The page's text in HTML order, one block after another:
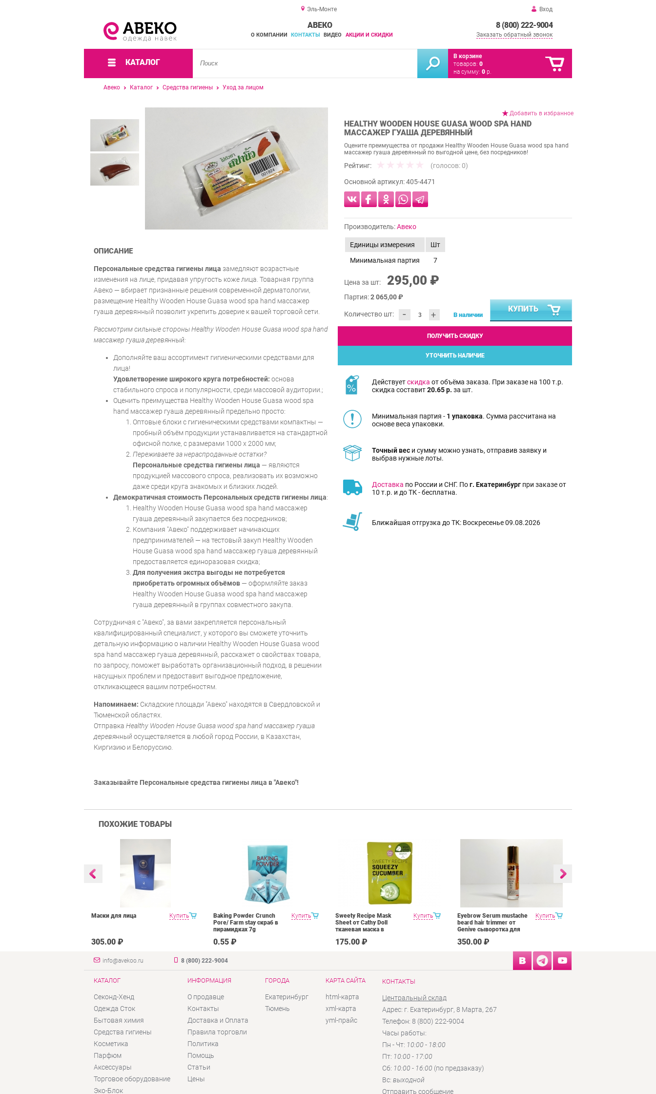
Эль-Монте Вход
8 (800) 222-9004
Заказать обратный звонок
АВЕКО
О КОМПАНИИ КОНТАКТЫ ВИДЕО АКЦИИ И СКИДКИ
КАТАЛОГ
В корзине
товаров: 0
на сумму: 0 р.
Авеко Каталог Средства гигиены Уход за лицом
Добавить в избранное
HEALTHY WOODEN HOUSE GUASA WOOD SPA HAND
МАССАЖЕР ГУАША ДЕРЕВЯННЫЙ
Оцените преимущества от продажи Healthy Wooden House Guasa wood spa hand
массажер гуаша деревянный по выгодной цене, без посредников!
Рейтинг: (голосов: 0)
Основной артикул:405-4471
Производитель:Авеко
Единицы измерения
Шт
Минимальная партия
7
Цена за шт: 295,00 ₽
Партия:2 065,00 ₽
Количество шт: - + В наличии
КУПИТЬ
ПОЛУЧИТЬ СКИДКУ
УТОЧНИТЬ НАЛИЧИЕ
Действуетскидка от объёма заказа. При заказе на 100 т.р.
скидка составит20.65 р. за шт.
Минимальная партия - 1 упаковка. Сумма рассчитана на
основе веса упаковки.
Точный вес и сумму можно узнать, отправив заявку и
выбрав нужные лоты.
Доставка по России и СНГ. Пог. Екатеринбург при заказе от
10 т.р. и до ТК - бесплатна.
Ближайшая отгрузка до ТК: Воскресенье 09.08.2026
ОПИСАНИЕ
Персональные средства гигиены лица замедляют возрастные
изменения на лице, придавая упругость коже лица. Товарная группа
Авеко — вбирает признанные решения современной дерматологии,
размещение Healthy Wooden House Guasa wood spa hand массажер
гуаша деревянный позволит укрепить доверие к вашей торговой сети.
Рассмотрим сильные стороны Healthy Wooden House Guasa wood spa hand
массажер гуаша деревянный:
Дополняйте ваш ассортимент гигиеническими средствами для
лица!
Удовлетворение широкого круга потребностей: основа
стабильного спроса и популярности, среди массовой аудитории.;
Оценить преимущества Healthy Wooden House Guasa wood spa
hand массажер гуаша деревянный предельно просто:
Оптовые блоки с гигиеническими средствами компактны —
пробный объём продукции устанавливается на стандартной
офисной полке, с размерами 1000 х 2000 мм;
Переживаете за нераспроданные остатки?
Персональные средства гигиены лица — являются
продукцией массового спроса, реализовать их возможно
даже среди круга знакомых и близких людей.
Демократичная стоимость Персональных средств гигиены лица:
Healthy Wooden House Guasa wood spa hand массажер
гуаша деревянный закупается без посредников;
Компания "Авеко" поддерживает начинающих
предпринимателей — на тестовый закуп Healthy Wooden
House Guasa wood spa hand массажер гуаша деревянный
предоставляется единоразовая скидка;
Для получения экстра выгоды не потребуется
приобретать огромных объёмов — оформляйте заказ
Healthy Wooden House Guasa wood spa hand массажер
гуаша деревянный в группах совместного закупа.
Сотрудничая с "Авеко", за вами закрепляется персональный
квалифицированный специалист, у которого вы сможете уточнить
детальную информацию о наличии Healthy Wooden House Guasa wood
spa hand массажер гуаша деревянный, расскажет о свойствах товара,
по запросу, поможет выработать организационный подход, в решении
насущных проблем и предоставит выгодное предложение,
откликающееся вашим потребностям.
Напоминаем: Складские площади "Авеко" находятся в Свердловской и
Тюменской областях.
Отправка Healthy Wooden House Guasa wood spa hand массажер гуаша
деревянный осуществляется в любой город России, в Казахстан,
Киргизию и Белоруссию.
Заказывайте Персональные средства гигиены лица в "Авеко"!
ПОХОЖИЕ ТОВАРЫ
Купить
Маски для лица
305.00 ₽
Купить
Baking Powder Crunch
Pore/ Farm stay скраб в
пирамидках 7g
0.55 ₽
Купить
Sweety Recipe Mask
Sheet от Cathy Doll
тканевая маска в
175.00 ₽
Купить
Eyebrow Serum mustache
beard hair trimmer от
Genive сыворотка для
350.00 ₽
info@avekoo.ru 8 (800) 222-9004
КАТАЛОГ
Секонд-Хенд
Одежда Сток
Бытовая химия
Средства гигиены
Косметика
Парфюм
Аксессуары
Торговое оборудование
Эко-Блок
ИНФОРМАЦИЯ
О продавце
Контакты
Доставка и Оплата
Правила торговли
Политика
Помощь
Статьи
Цены
ГОРОДА
Екатеринбург
Тюмень
КАРТА САЙТА
html-карта
xml-карта
yml-прайс
КОНТАКТЫ
Центральный склад
Адрес: г. Екатеринбург, 8 Марта, 267
Телефон: 8 (800) 222-9004
Часы работы:
Пн - Чт: 10:00 - 18:00
Пт: 10:00 - 17:00
Сб: 10:00 - 16:00 (по предзаказу)
Вc:выходной
Отправить сообщение